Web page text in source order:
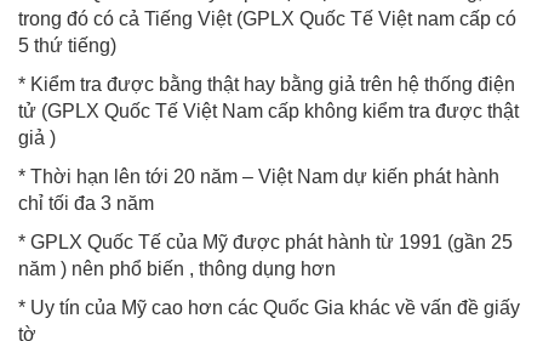
trong đó có cả Tiếng Việt (GPLX Quốc Tế Việt nam cấp có
5 thứ tiếng)
* Kiểm tra được bằng thật hay bằng giả trên hệ thống điện
tử (GPLX Quốc Tế Việt Nam cấp không kiểm tra được thật
giả )
* Thời hạn lên tới 20 năm – Việt Nam dự kiến phát hành
chỉ tối đa 3 năm
* GPLX Quốc Tế của Mỹ được phát hành từ 1991 (gần 25
năm ) nên phổ biến , thông dụng hơn
* Uy tín của Mỹ cao hơn các Quốc Gia khác về vấn đề giấy
tờ